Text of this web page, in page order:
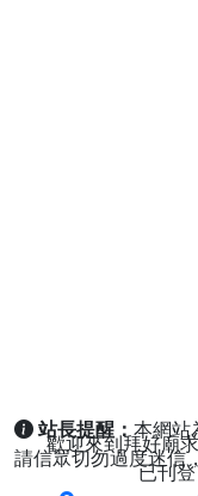
站長提醒：本網站
請信眾切勿過度迷信
歡迎來到拜好廟
已刊